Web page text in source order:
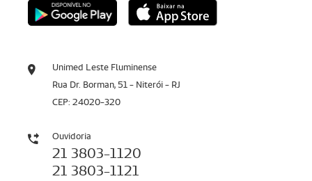
Unimed Leste Fluminense
Rua Dr. Borman, 51 - Niterói - RJ
CEP: 24020-320
Ouvidoria
21 3803-1120
21 3803-1121